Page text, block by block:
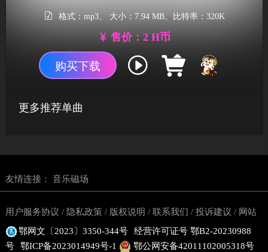
格式：mp3、 大小：7.94 MB、比特率：320K
售价：2 H币
购买下载
更多推荐单曲
友情连接： 音乐磁场
用户服务协议 / 隐私政策 / 版权说明 / 联系我们 / 投诉建议 / 网站
地图
鄂网文〔2023〕3350-344号
经营许可证号 鄂B2-20230988
号
鄂ICP备2023014949号-1 鄂公网安备42011102005318号